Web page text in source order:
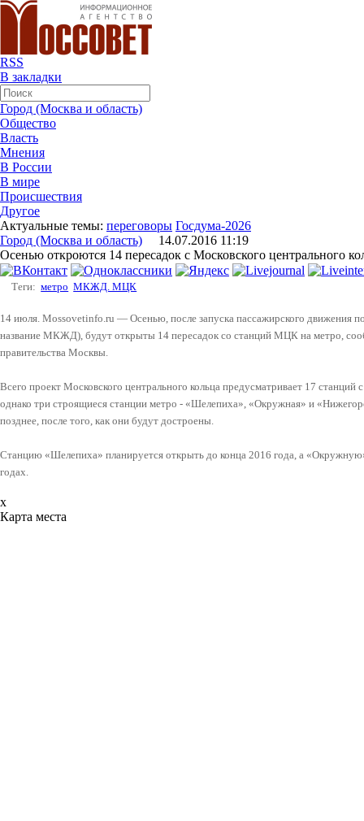
RSS
В закладки
Город (Москва и область)
Общество
Власть
Мнения
В России
В мире
Происшествия
Другое
Актуальные темы: переговоры Госдума-2026
Город (Москва и область) 14.07.2016 11:19
Осенью откроются 14 пересадок с Московского центрального
Теги: метро МКЖД. МЦК
14 июля. Mossovetinfo.ru — Осенью, после запуска пассажирского движения
название МКЖД), будут открыты 14 пересадок со станций МЦК на метро,
правительства Москвы.
Всего проект Московского центрального кольца предусматривает 17
однако три строящиеся станции метро - «Шелепиха», «Окружная» и
позднее, после того, как они будут достроены.
Станцию «Шелепиха» планируется открыть до конца 2016 года, а
годах.
x
Карта места